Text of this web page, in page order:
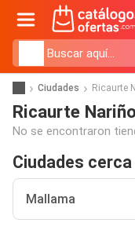
Ciudades Ricaurte
Ricaurte
No se encontraron
Ciudades
Mallama